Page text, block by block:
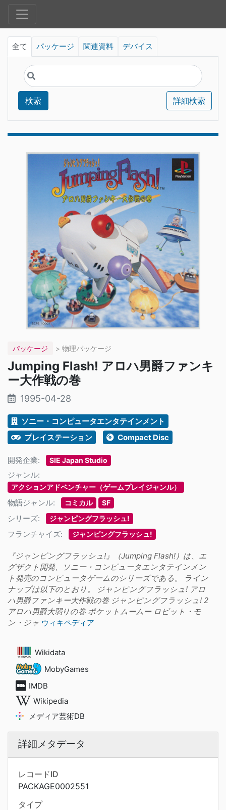
全て パッケージ 関連資料 デバイス
検索 詳細検索
パッケージ > 物理パッケージ
Jumping Flash! アロハ男爵ファンキ
ー大作戦の巻
1995-04-28
ソニー・コンピュータエンタテインメント
プレイステーション
Compact Disc
開発企業: SIE Japan Studio
ジャンル:
アクションアドベンチャー（ゲームプレイジャンル）
物語ジャンル: コミカル SF
シリーズ: ジャンピングフラッシュ!
フランチャイズ: ジャンピングフラッシュ!
『ジャンピングフラッシュ!』（Jumping Flash!）は、エ
グザクト開発、ソニー・コンピュータエンタテインメン
ト発売のコンピュータゲームのシリーズである。 ライン
ナップは以下のとおり。 ジャンピングフラッシュ! アロ
ハ男爵ファンキー大作戦の巻 ジャンピングフラッシュ! 2
アロハ男爵大弱りの巻 ポケットムームー ロビット・モ
ン・ジャ ウィキペディア
Wikidata
MobyGames
IMDB
Wikipedia
メディア芸術DB
詳細メタデータ
レコードID
PACKAGE0002551
タイプ